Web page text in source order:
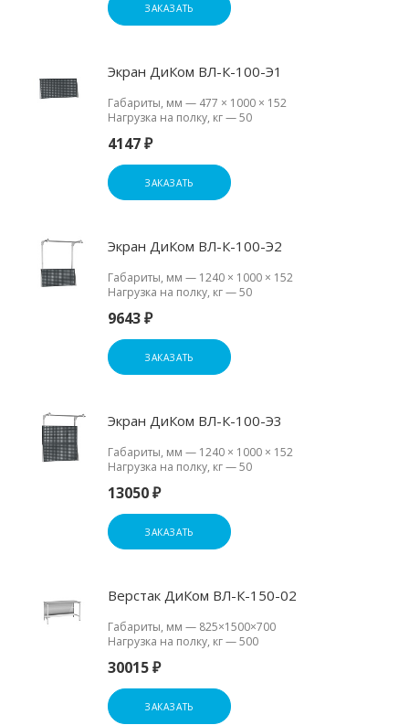
ЗАКАЗАТЬ
Экран ДиКом ВЛ-К-100-Э1
Габариты, мм — 477 × 1000 × 152
Нагрузка на полку, кг—50
4147 ₽
ЗАКАЗАТЬ
Экран ДиКом ВЛ-К-100-Э2
Габариты, мм — 1240 × 1000 × 152
Нагрузка на полку, кг—50
9643 ₽
ЗАКАЗАТЬ
Экран ДиКом ВЛ-К-100-Э3
Габариты, мм — 1240 × 1000 × 152
Нагрузка на полку, кг—50
13050 ₽
ЗАКАЗАТЬ
Верстак ДиКом ВЛ-К-150-02
Габариты, мм — 825×1500×700
Нагрузка на полку, кг—500
30015 ₽
ЗАКАЗАТЬ